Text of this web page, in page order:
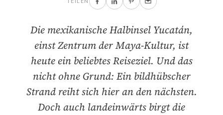
Die mexikanische Halbinsel Yucatán,
einst Zentrum der Maya-Kultur, ist
heute ein beliebtes Reiseziel. Und das
nicht ohne Grund: Ein bildhübscher
Strand reiht sich hier an den nächsten.
Doch auch landeinwärts birgt die